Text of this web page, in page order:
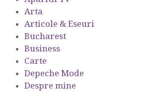
Arta
Articole & Eseuri
Bucharest
Business
Carte
Depeche Mode
Despre mine